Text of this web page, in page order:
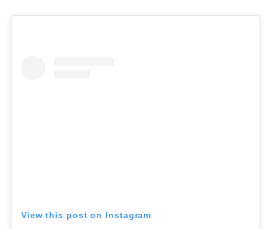
View this post on Instagram